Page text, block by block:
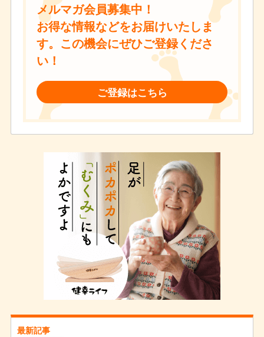
メルマガ会員募集中！
お得な情報などをお届けいたしま
す。この機会にぜひご登録くださ
い！
ご登録はこちら
最新記事